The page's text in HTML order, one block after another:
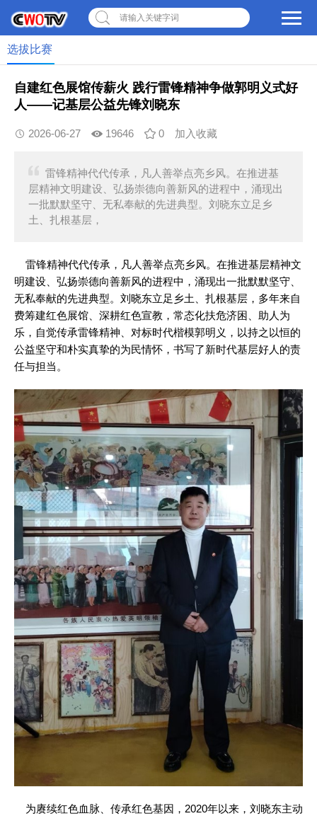
请输入关键字词
选拔比赛
自建红色展馆传薪火 践行雷锋精神争做郭明义式好
人——记基层公益先锋刘晓东
2026-06-27 19646 0 加入收藏
雷锋精神代代传承，凡人善举点亮乡风。在推进基
层精神文明建设、弘扬崇德向善新风的进程中，涌现出
一批默默坚守、无私奉献的先进典型。刘晓东立足乡
土、扎根基层，
雷锋精神代代传承，凡人善举点亮乡风。在推进基层精神文
明建设、弘扬崇德向善新风的进程中，涌现出一批默默坚守、
无私奉献的先进典型。刘晓东立足乡土、扎根基层，多年来自
费筹建红色展馆、深耕红色宣教，常态化扶危济困、助人为
乐，自觉传承雷锋精神、对标时代楷模郭明义，以持之以恒的
公益坚守和朴实真挚的为民情怀，书写了新时代基层好人的责
任与担当。
为赓续红色血脉、传承红色基因，2020年以来，刘晓东主动